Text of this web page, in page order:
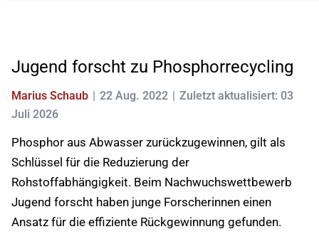
Jugend forscht zu Phosphorrecycling
Marius Schaub 22 Aug. 2022
Zuletzt aktualisiert: 03
Juli 2026
Phosphor aus Abwasser zurückzugewinnen, gilt als
Schlüssel für die Reduzierung der
Rohstoffabhängigkeit. Beim Nachwuchswettbewerb
Jugend forscht haben junge Forscherinnen einen
Ansatz für die effiziente Rückgewinnung gefunden.